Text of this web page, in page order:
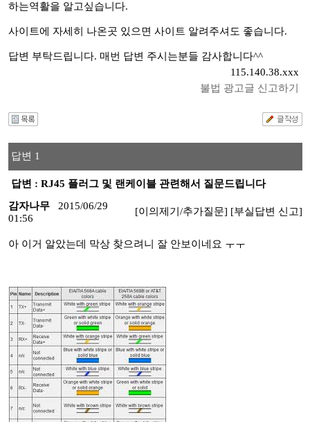
하는역활을 알고싶습니다.
사이트에 자세히 나온곳 있으면 사이트 알려주셔도 좋습니다.
답변 부탁드립니다. 매번 답변 주시는분들 감사합니다^^
115.140.38.xxx
불법 광고글 신고하기
답변 1
답변 : RJ45 플러그 및 랜케이블 관련해서 질문드립니다
감자나무
2015/06/29
01:56
[이의제기/추가질문] [부실답변 신고]
아 이거 알았는데 막상 찾으려니 잘 안보이네요 ㅜㅜ